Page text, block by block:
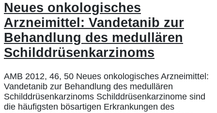
Neues onkologisches
Arzneimittel: Vandetanib zur
Behandlung des medullären
Schilddrüsenkarzinoms
AMB 2012, 46, 50 Neues onkologisches Arzneimittel:
Vandetanib zur Behandlung des medullären
Schilddrüsenkarzinoms Schilddrüsenkarzinome sind
die häufigsten bösartigen Erkrankungen des